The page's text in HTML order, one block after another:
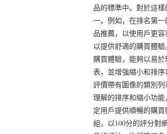
品的標準中。對於這
一。例如，在排名第
品推薦，以使用戶更
以提供舒適的購買體
購買體驗，能夠以易
表，並增強縮小和排
評價帶有圖像的類別列
理解的排序和縮小功
定用戶提供順暢的購
組，以100分的評分對